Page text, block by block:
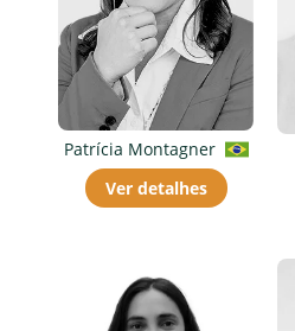
Patrícia Montagner
Ver detalhes